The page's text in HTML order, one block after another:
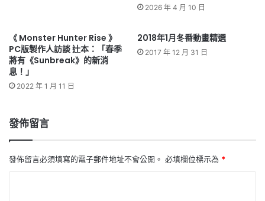
2026 年 4 月 10 日
《 Monster Hunter Rise 》
PC版製作人訪談 辻本：「春季
將有《Sunbreak》的新消
息！」
2022 年 1 月 11 日
2018年1月冬番動畫精選
2017 年 12 月 31 日
發佈留言
發佈留言必須填寫的電子郵件地址不會公開。 必填欄位標示為 *